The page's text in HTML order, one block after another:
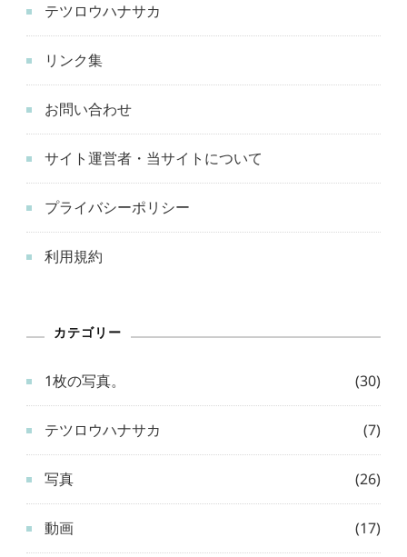
テツロウハナサカ
リンク集
お問い合わせ
サイト運営者・当サイトについて
プライバシーポリシー
利用規約
カテゴリー
1枚の写真。 (30)
テツロウハナサカ (7)
写真 (26)
動画 (17)